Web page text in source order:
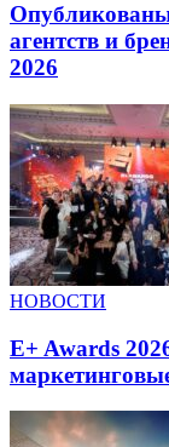
агентств и
2026
НОВОСТИ
E+ Awards